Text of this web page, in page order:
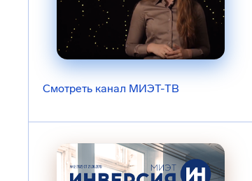
Смотреть канал МИЭТ-ТВ